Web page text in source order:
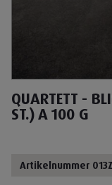
QUARTETT -
ST.) A 100 G
Artikelnummer